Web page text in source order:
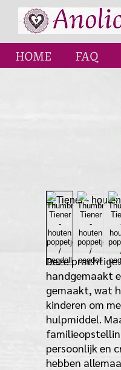
HOME FAQ
Deze
handgemaakt
gemaakt, wat
kinderen om
hulpmiddel.
persoonlijk en
hebben